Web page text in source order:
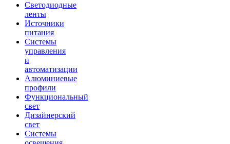
Светодиодные
ленты
Источники
питания
Системы
управления
и
автоматизации
Алюминиевые
профили
Функциональный
свет
Дизайнерский
свет
Системы